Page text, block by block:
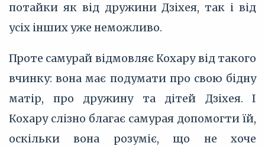
потайки як від дружини Дзіхея, так і від
усіх інших уже неможливо.
Проте самурай відмовляє Кохару від такого
вчинку: вона має подумати про свою бідну
матір, про дружину та дітей Дзіхея. І
Кохару слізно благає самурая допомогти їй,
оскільки вона розуміє, що не хоче